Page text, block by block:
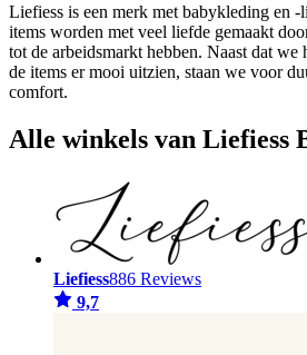
Liefiess is een merk met babykleding en
items worden met veel liefde gemaakt
tot de arbeidsmarkt hebben. Naast dat
de items er mooi uitzien, staan we voor
comfort.
Alle winkels van Liefiess
Liefiess886 Reviews
9,7